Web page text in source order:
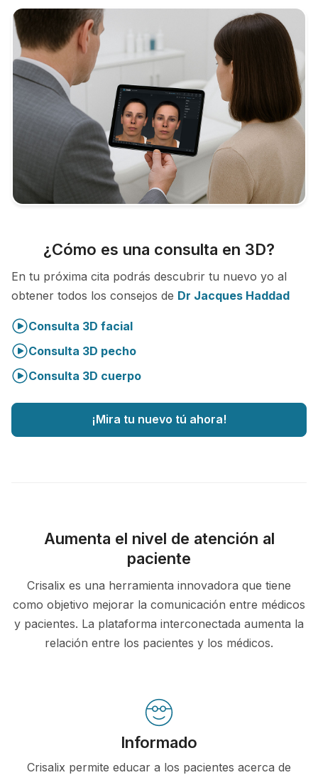
¿Cómo es una consulta en 3D?
En tu próxima cita podrás descubrir tu nuevo yo al
obtener todos los consejos de Dr Jacques Haddad
Consulta 3D facial
Consulta 3D pecho
Consulta 3D cuerpo
¡Mira tu nuevo tú ahora!
Aumenta el nivel de atención al
paciente
Crisalix es una herramienta innovadora que tiene
como objetivo mejorar la comunicación entre médicos
y pacientes. La plataforma interconectada aumenta la
relación entre los pacientes y los médicos.
Informado
Crisalix permite educar a los pacientes acerca de